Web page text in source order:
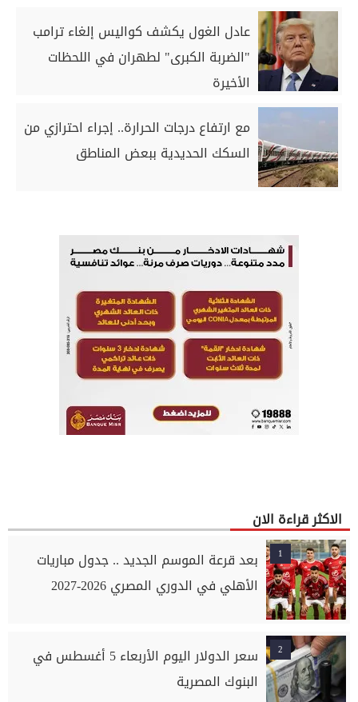
عادل الغول يكشف كواليس إلغاء ترامب
"الضربة الكبرى" لطهران في اللحظات
الأخيرة
مع ارتفاع درجات الحرارة.. إجراء احترازي من
السكك الحديدية ببعض المناطق
الاكثر قراءة الان
1
بعد قرعة الموسم الجديد .. جدول مباريات
الأهلي في الدوري المصري 2026-2027
2
سعر الدولار اليوم الأربعاء 5 أغسطس في
البنوك المصرية